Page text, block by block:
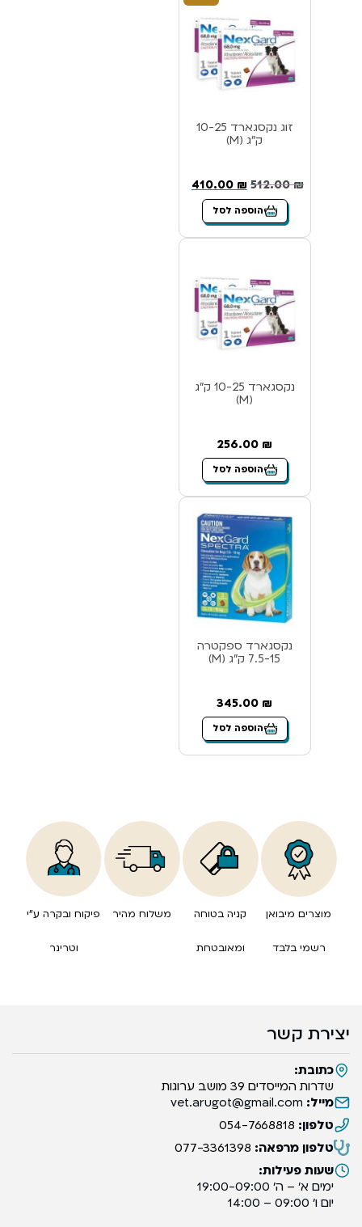
זוג נקסגארד 10-25
ק”ג (M)
512.00₪
410.00 ₪
הוספה לסל
נקסגארד 10-25 ק”ג
(M)
256.00 ₪
הוספה לסל
נקסגארד ספקטרה
7.5-15 ק”ג (M)
345.00 ₪
הוספה לסל
מוצרים מיבואן
רשמי בלבד
קניה בטוחה
ומאובטחת
משלוח מהיר פיקוח ובקרה ע”י
וטרינר
יצירת קשר
כתובת:
שדרות המייסדים 39 מושב ערוגות
מייל: vet.arugot@gmail.com
טלפון: 054-7668818
טלפון מרפאה: 077-3361398
שעות פעילות:
ימים א’ – ה’ 19:00-09:00
יום ו’ 09:00 – 14:00